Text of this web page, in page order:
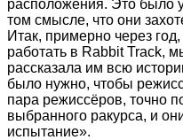
расположения. Это было
том смысле, что они
Итак, примерно через год,
работать в Rabbit Track,
рассказала им всю
было нужно, чтобы
пара режиссёров, точно
выбранного ракурса, и
испытание».